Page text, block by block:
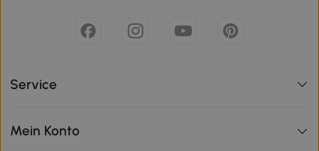
Service
Mein Konto